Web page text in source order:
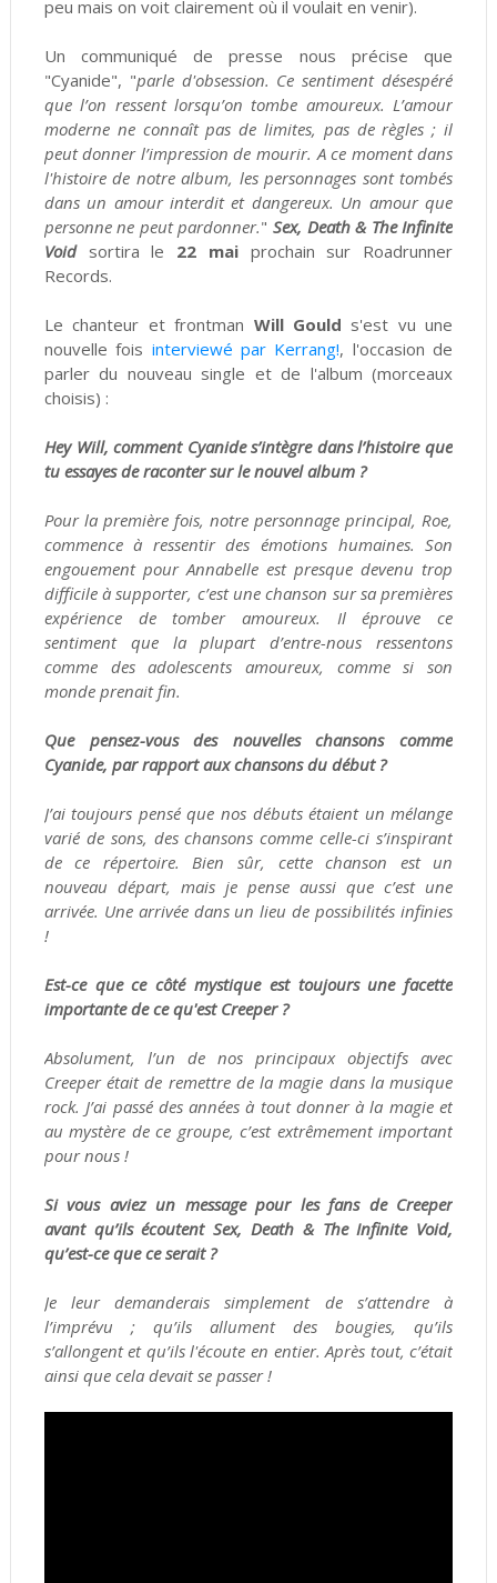
peu mais on voit clairement où il voulait en venir).
Un communiqué de presse nous précise que
"Cyanide", "parle d'obsession. Ce sentiment désespéré
que l’on ressent lorsqu’on tombe amoureux. L’amour
moderne ne connaît pas de limites, pas de règles ; il
peut donner l’impression de mourir. A ce moment dans
l'histoire de notre album, les personnages sont tombés
dans un amour interdit et dangereux. Un amour que
personne ne peut pardonner." Sex, Death & The Infinite
Voidsortira le 22 maiprochain sur Roadrunner
Records.
Le chanteur et frontman Will Gould s'est vu une
nouvelle fois interviewé par Kerrang!, l'occasion de
parler du nouveau single et de l'album (morceaux
choisis) :
Hey Will, comment Cyanide s’intègre dans l’histoire que
tu essayes de raconter sur le nouvel album ?
Pour la première fois, notre personnage principal, Roe,
commence à ressentir des émotions humaines. Son
engouement pour Annabelle est presque devenu trop
difficile à supporter, c’est une chanson sur sa premières
expérience de tomber amoureux. Il éprouve ce
sentiment que la plupart d’entre-nous ressentons
comme des adolescents amoureux, comme si son
monde prenait fin.
Que pensez-vous des nouvelles chansons comme
Cyanide, par rapport aux chansons du début ?
J’ai toujours pensé que nos débuts étaient un mélange
varié de sons, des chansons comme celle-ci s’inspirant
de ce répertoire. Bien sûr, cette chanson est un
nouveau départ, mais je pense aussi que c’est une
arrivée. Une arrivée dans un lieu de possibilités infinies
!
Est-ce que ce côté mystique est toujours une facette
importante de ce qu'est Creeper ?
Absolument, l’un de nos principaux objectifs avec
Creeper était de remettre de la magie dans la musique
rock. J’ai passé des années à tout donner à la magie et
au mystère de ce groupe, c’est extrêmement important
pour nous !
Si vous aviez un message pour les fans de Creeper
avant qu’ils écoutent Sex, Death & The Infinite Void,
qu’est-ce que ce serait ?
Je leur demanderais simplement de s’attendre à
l’imprévu ; qu’ils allument des bougies, qu’ils
s’allongent et qu’ils l'écoute en entier. Après tout, c’était
ainsi que cela devait se passer !